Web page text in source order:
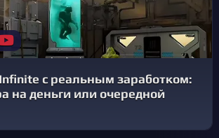
с реальным заработком:
на деньги или очередной